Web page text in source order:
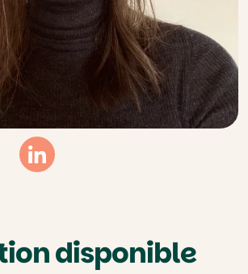
Linkedin
disponible